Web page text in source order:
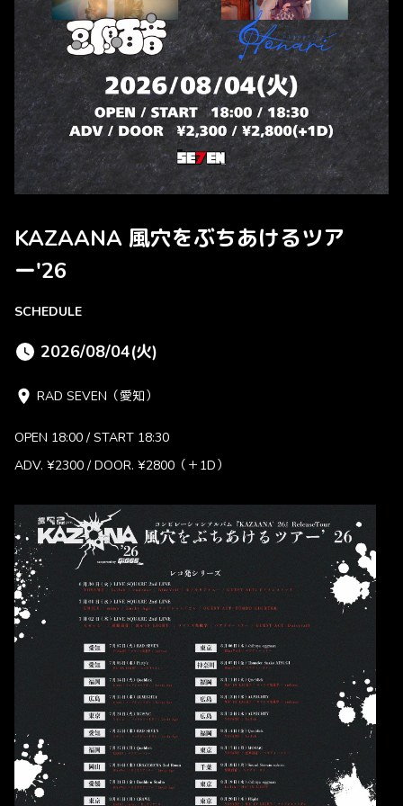
KAZAANA 風穴をぶちあけるツア
ー'26
SCHEDULE
2026/08/04(火)
RAD SEVEN（愛知）
OPEN 18:00 / START 18:30
ADV. ¥2300 / DOOR. ¥2800（＋1D）